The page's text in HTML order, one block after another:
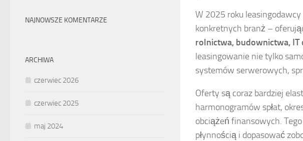
W 2025 roku
konkretnych branż –
rolnictwa, budownictwa, IT
leasingowanie nie tylko
systemów serwerowych,
Oferty są coraz bardziej
harmonogramów spłat,
obciążeń finansowych.
płynnością i dopasować
NAJNOWSZE KOMENTARZE
ARCHIWA
czerwiec 2026
czerwiec 2025
maj 2024